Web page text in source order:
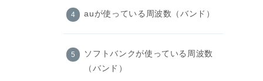
auが使っている周波数（バンド）
ソフトバンクが使っている周波数
（バンド）